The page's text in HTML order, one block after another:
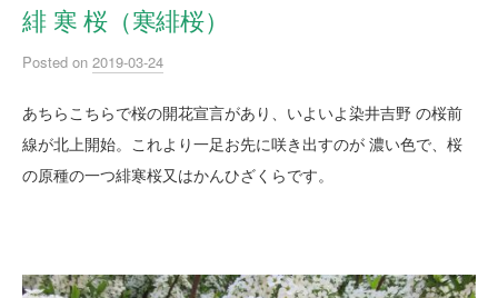
緋 寒 桜（寒緋桜）
Posted on 2019-03-24
あちらこちらで桜の開花宣言があり、いよいよ染井吉野 の桜前
線が北上開始。これより一足お先に咲き出すのが 濃い色で、桜
の原種の一つ緋寒桜又はかんひざくらです。